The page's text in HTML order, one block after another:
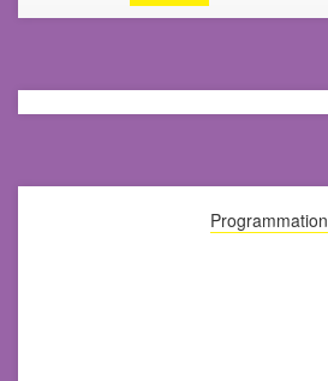
Programmation